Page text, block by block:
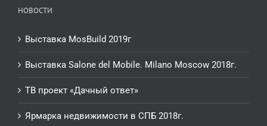
НОВОСТИ
Выставка MosBuild 2019г
Выставка Salone del Mobile. Milano Moscow 2018г.
ТВ проект «Дачный ответ»
Ярмарка недвижимости в СПБ 2018г.